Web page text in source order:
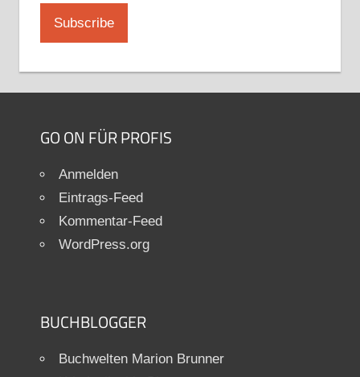
GO ON FÜR PROFIS
Anmelden
Eintrags-Feed
Kommentar-Feed
WordPress.org
BUCHBLOGGER
Buchwelten Marion Brunner